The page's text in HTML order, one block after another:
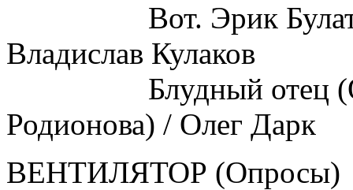
Вот. Эрик Булатов
Владислав Кулаков
Блудный отец (О
Родионова) / Олег Дарк
ВЕНТИЛЯТОР (Опросы)